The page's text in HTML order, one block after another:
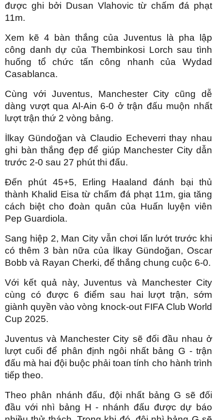
được ghi bởi Dusan Vlahovic từ chấm đá phạt
11m.
Xem kẽ 4 bàn thắng của Juventus là pha lập
công danh dự của Thembinkosi Lorch sau tình
huống tổ chức tấn công nhanh của Wydad
Casablanca.
Cùng với Juventus, Manchester City cũng dễ
dàng vượt qua Al-Ain 6-0 ở trận đấu muộn nhất
lượt trận thứ 2 vòng bảng.
İlkay Gündoğan và Claudio Echeverri thay nhau
ghi bàn thắng đẹp để giúp Manchester City dẫn
trước 2-0 sau 27 phút thi đấu.
Đến phút 45+5, Erling Haaland đánh bại thủ
thành Khalid Eisa từ chấm đá phạt 11m, gia tăng
cách biệt cho đoàn quân của Huấn luyện viên
Pep Guardiola.
Sang hiệp 2, Man City vẫn chơi lấn lướt trước khi
có thêm 3 bàn nữa của İlkay Gündoğan, Oscar
Bobb và Rayan Cherki, để thắng chung cuộc 6-0.
Với kết quả này, Juventus và Manchester City
cùng có được 6 điểm sau hai lượt trận, sớm
giành quyền vào vòng knock-out FIFA Club World
Cup 2025.
Juventus và Manchester City sẽ đối đầu nhau ở
lượt cuối để phân định ngôi nhất bảng G - trận
đấu mà hai đội buộc phải toan tính cho hành trình
tiếp theo.
Theo phân nhánh đấu, đội nhất bảng G sẽ đối
đầu với nhì bảng H - nhánh đấu được dự báo